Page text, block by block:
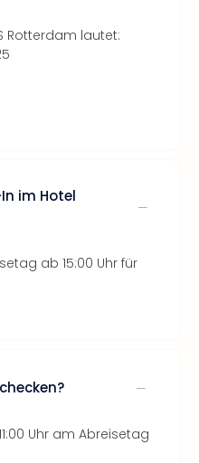
Rotterdam lautet:
im Hotel
ab 15:00 Uhr für
Uhr am Abreisetag